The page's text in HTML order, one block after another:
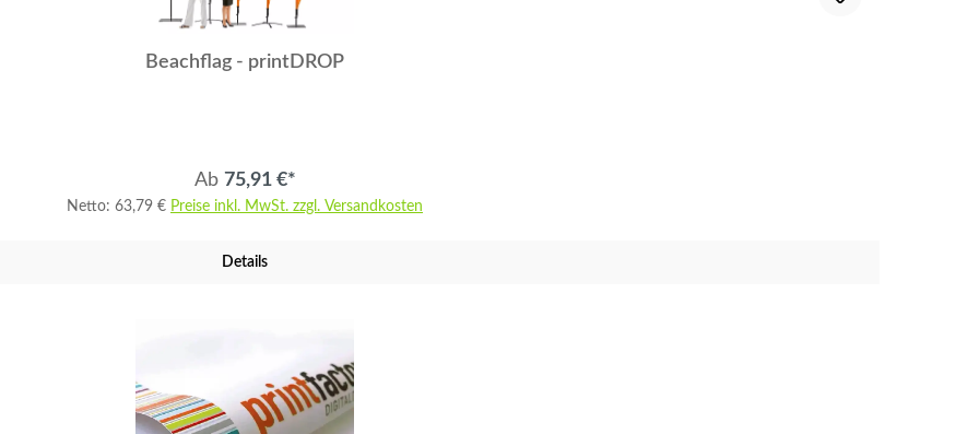
Beachflag - printDROP
Ab 75,91 €*
Netto: 63,79 € Preise inkl. MwSt. zzgl. Versandkosten
Details